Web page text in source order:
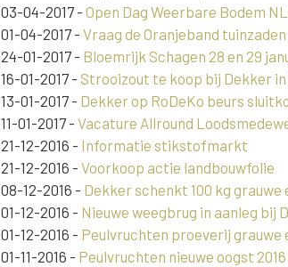
03-04-2017 - Open Dag Weerbare Bodem
01-04-2017 - Vraag de Oranjeband
24-01-2017 - Bloemrijk Schagen 28 en 29
16-01-2017 - Strooizout te koop bij Dekker
13-01-2017 - Dekker op RoDeKo beurs
11-01-2017 - Vacature Allround
21-12-2016 - Informatie stikstofmarkt
21-12-2016 - Voorkoop actie landbouwfolie
08-12-2016 - Dekker schenkt 100 kg
01-12-2016 - Nieuwe weegbrug in aanleg bij
01-12-2016 - Peulvruchten proeverij
01-11-2016 - Peulvruchten nieuwe oogst